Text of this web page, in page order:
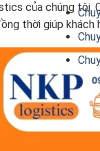
của chúng tôi.
thời giúp khách